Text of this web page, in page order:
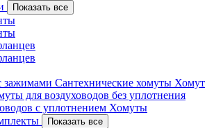
Показать все
зажимами Сантехнические хомуты Хомут
для воздуховодов без уплотнения
с уплотнением Хомуты
Показать все